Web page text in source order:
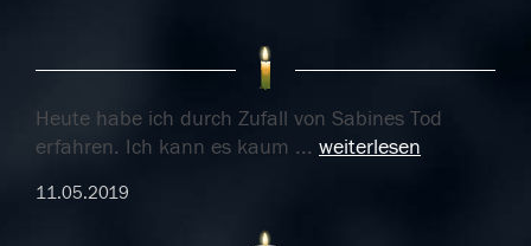
Heute habe ich durch Zufall von Sabines Tod
erfahren. Ich kann es kaum ... weiterlesen
11.05.2019